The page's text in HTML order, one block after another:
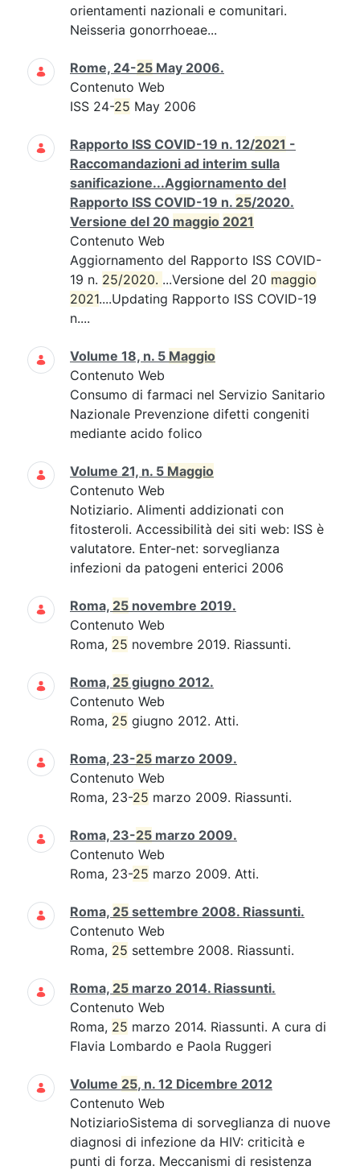
orientamenti nazionali e comunitari.
Neisseria gonorrhoeae...
Rome, 24-25 May 2006.
Contenuto Web
ISS 24-25 May 2006
Rapporto ISS COVID-19 n. 12/2021 -
Raccomandazioni ad interim sulla
sanificazione...Aggiornamento del
Rapporto ISS COVID-19 n. 25/2020.
Versione del 20 maggio 2021
Contenuto Web
Aggiornamento del Rapporto ISS COVID-
19 n. 25/2020. ...Versione del 20 maggio
2021....Updating Rapporto ISS COVID-19
n....
Volume 18, n. 5 Maggio
Contenuto Web
Consumo di farmaci nel Servizio Sanitario
Nazionale Prevenzione difetti congeniti
mediante acido folico
Volume 21, n. 5 Maggio
Contenuto Web
Notiziario. Alimenti addizionati con
fitosteroli. Accessibilità dei siti web: ISS è
valutatore. Enter-net: sorveglianza
infezioni da patogeni enterici 2006
Roma, 25 novembre 2019.
Contenuto Web
Roma, 25 novembre 2019. Riassunti.
Roma, 25 giugno 2012.
Contenuto Web
Roma, 25 giugno 2012. Atti.
Roma, 23-25 marzo 2009.
Contenuto Web
Roma, 23-25 marzo 2009. Riassunti.
Roma, 23-25 marzo 2009.
Contenuto Web
Roma, 23-25 marzo 2009. Atti.
Roma, 25 settembre 2008. Riassunti.
Contenuto Web
Roma, 25 settembre 2008. Riassunti.
Roma, 25 marzo 2014. Riassunti.
Contenuto Web
Roma, 25 marzo 2014. Riassunti. A cura di
Flavia Lombardo e Paola Ruggeri
Volume 25, n. 12 Dicembre 2012
Contenuto Web
NotiziarioSistema di sorveglianza di nuove
diagnosi di infezione da HIV: criticità e
punti di forza. Meccanismi di resistenza